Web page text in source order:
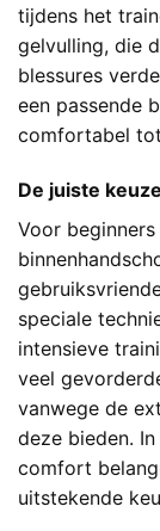
tijdens het
gelvulling, die
blessures
een passende
comfortabel
De juiste
Voor
speciale
intensieve
veel
vanwege de
deze bieden.
comfort
uitstekende